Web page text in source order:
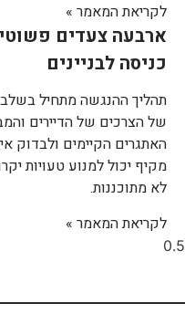
לקריאת המאמר »
ארבעה צעדים
כניסה לבניינים
תהליך ההנגשה מתחיל
של הצרכים של הדיירים
האתגרים הקיימים ולבדוק
מקיף יכול למנוע טעויות
לא מתוכננות.
לקריאת המאמר »